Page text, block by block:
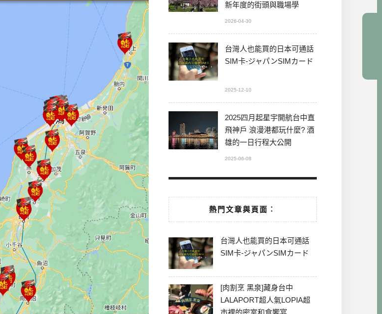
新年度的街頭與職場學
2026-04-30
台灣人也能買的日本可通話
SIM卡-ジャパンSIMカード
2025-12-10
2025四月起星宇開航台中直
飛神戶 浪漫港都玩什麼? 酒
雄的一日行程大公開
2025-06-08
熱門文章與頁面︰
台灣人也能買的日本可通話
SIM卡-ジャパンSIMカード
[肉割烹 黑泉]藏身台中
LALAPORT超人氣LOPIA超
市裡的密室和食饗宴